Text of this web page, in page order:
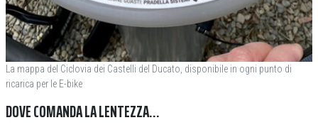
La mappa del Ciclovia dei Castelli del Ducato, disponibile in ogni punto di
ricarica per le E-bike
DOVE COMANDA LA LENTEZZA…